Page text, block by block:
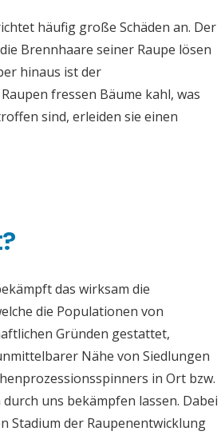
häufig große Schäden an. Der
Brennhaare seiner Raupe lösen
hinaus ist der
fressen Bäume kahl, was
sind, erleiden sie einen
das wirksam die
die Populationen von
Gründen gestattet,
Nähe von Siedlungen
in Ort bzw.
uns bekämpfen lassen. Dabei
Stadium der Raupenentwicklung